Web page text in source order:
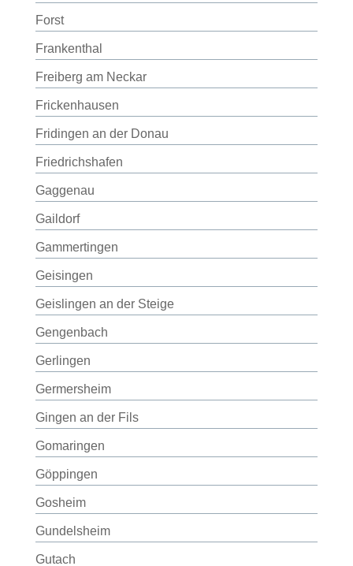
Forst
Frankenthal
Freiberg am Neckar
Frickenhausen
Fridingen an der Donau
Friedrichshafen
Gaggenau
Gaildorf
Gammertingen
Geisingen
Geislingen an der Steige
Gengenbach
Gerlingen
Germersheim
Gingen an der Fils
Gomaringen
Göppingen
Gosheim
Gundelsheim
Gutach